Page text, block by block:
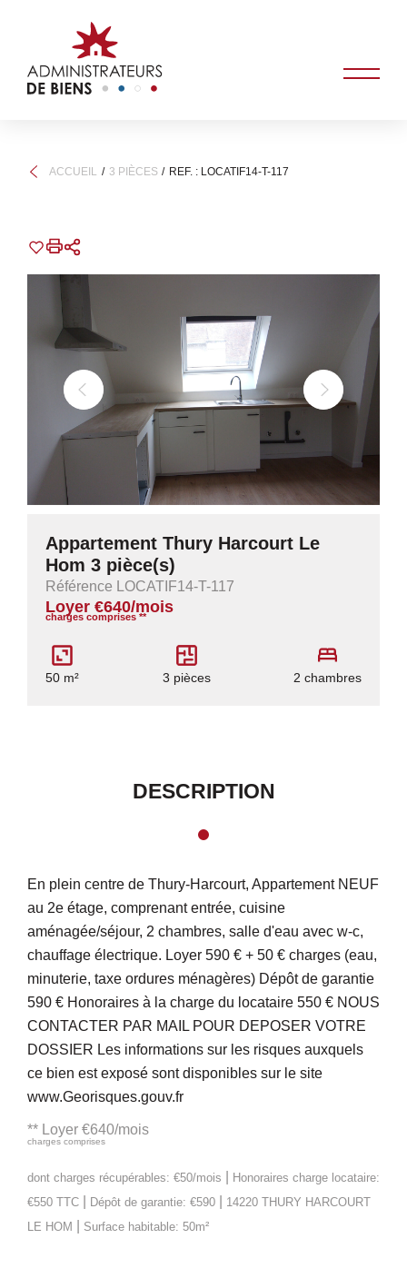
ACCUEIL 3 PIÈCES REF. : LOCATIF14-T-117
Appartement Thury Harcourt Le
Hom 3 pièce(s)
Référence LOCATIF14-T-117
Loyer €640/mois
charges comprises **
50 m² 3 pièces 2 chambres
DESCRIPTION
En plein centre de Thury-Harcourt, Appartement NEUF
au 2e étage, comprenant entrée, cuisine
aménagée/séjour, 2 chambres, salle d'eau avec w-c,
chauffage électrique. Loyer 590 € + 50 € charges (eau,
minuterie, taxe ordures ménagères) Dépôt de garantie
590 € Honoraires à la charge du locataire 550 € NOUS
CONTACTER PAR MAIL POUR DEPOSER VOTRE
DOSSIER Les informations sur les risques auxquels
ce bien est exposé sont disponibles sur le site
www.Georisques.gouv.fr
** Loyer €640/mois
charges comprises
dont charges récupérables: €50/mois
Honoraires charge locataire:
€550 TTC
Dépôt de garantie: €590
14220 THURY HARCOURT
LE HOM
Surface habitable: 50m²